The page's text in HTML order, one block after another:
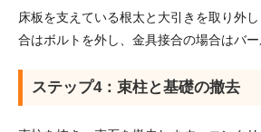
床板を支えている根太と大引きを取り外
合はボルトを外し、金具接合の場合はバー
ステップ4：束柱と基礎の撤去